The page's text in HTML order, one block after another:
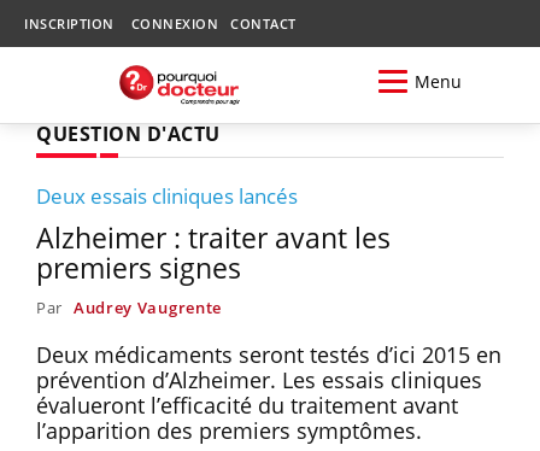
INSCRIPTION CONNEXION CONTACT
Menu
QUESTION D'ACTU
Deux essais cliniques lancés
Alzheimer : traiter avant les
premiers signes
Par Audrey Vaugrente
Deux médicaments seront testés d’ici 2015 en
prévention d’Alzheimer. Les essais cliniques
évalueront l’efficacité du traitement avant
l’apparition des premiers symptômes.